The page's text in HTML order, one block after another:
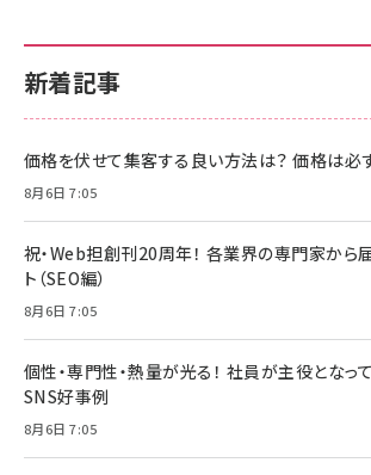
新着記事
価格を伏せて集客する良い方法は？ 価格は必
8月6日 7:05
祝・Web担創刊20周年！ 各業界の専門家から
ト（SEO編）
8月6日 7:05
個性・専門性・熱量が光る！ 社員が主役となっ
SNS好事例
8月6日 7:05